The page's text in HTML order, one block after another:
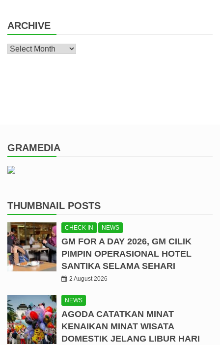
ARCHIVE
Archive
GRAMEDIA
THUMBNAIL POSTS
CHECK IN NEWS
GM FOR A DAY 2026, GM CILIK
PIMPIN OPERASIONAL HOTEL
SANTIKA SELAMA SEHARI
2 August 2026
NEWS
AGODA CATATKAN MINAT
KENAIKAN MINAT WISATA
DOMESTIK JELANG LIBUR HARI